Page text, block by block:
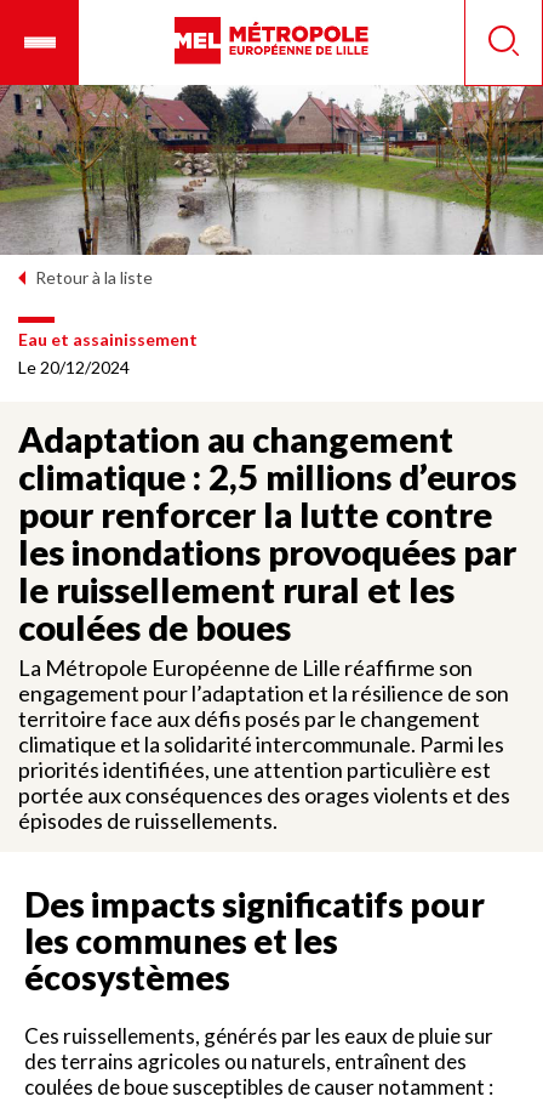
principal
mobile
Retour à la liste
Eau et assainissement
Le 20/12/2024
Adaptation au changement
climatique : 2,5 millions d’euros
pour renforcer la lutte contre
les inondations provoquées par
le ruissellement rural et les
coulées de boues
La Métropole Européenne de Lille réaffirme son
engagement pour l’adaptation et la résilience de son
territoire face aux défis posés par le changement
climatique et la solidarité intercommunale. Parmi les
priorités identifiées, une attention particulière est
portée aux conséquences des orages violents et des
épisodes de ruissellements.
Des impacts significatifs pour
les communes et les
écosystèmes
Ces ruissellements, générés par les eaux de pluie sur
des terrains agricoles ou naturels, entraînent des
coulées de boue susceptibles de causer notamment :
Panneau de gestion des cookies